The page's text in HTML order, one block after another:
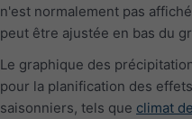
n'est normalement pas
peut être ajustée en bas du
Le graphique des
pour la planification des effets
saisonniers, tels que climat